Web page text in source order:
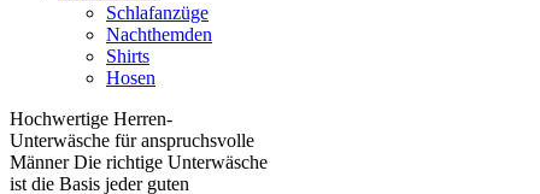
Schlafanzüge
Nachthemden
Shirts
Hosen
Hochwertige Herren-
Unterwäsche für anspruchsvolle
Männer Die richtige Unterwäsche
ist die Basis jeder guten